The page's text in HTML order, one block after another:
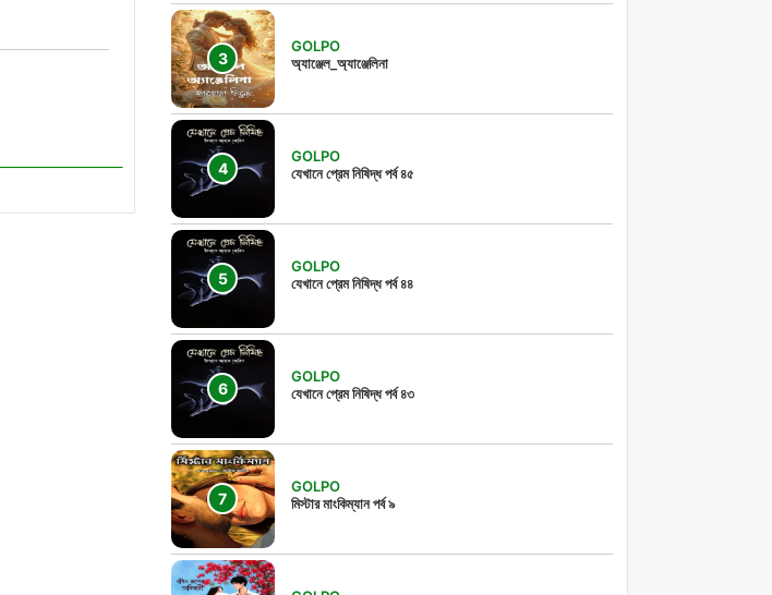
GOLPO
অ্যাঞ্জেল_অ্যাঞ্জেলিনা
GOLPO
যেখানে প্রেম নিষিদ্ধ পর্ব ৪৫
GOLPO
যেখানে প্রেম নিষিদ্ধ পর্ব ৪৪
GOLPO
যেখানে প্রেম নিষিদ্ধ পর্ব ৪৩
GOLPO
মিস্টার মাংকিম্যান পর্ব ৯